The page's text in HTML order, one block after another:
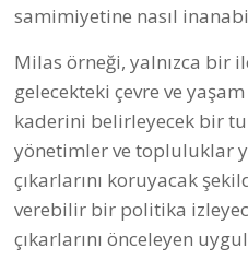
samimiyetine nasıl
Milas örneği, yalnızca bir
gelecekteki çevre ve
kaderini belirleyecek bir
yönetimler ve topluluklar
çıkarlarını koruyacak
verebilir bir politika
çıkarlarını önceleyen